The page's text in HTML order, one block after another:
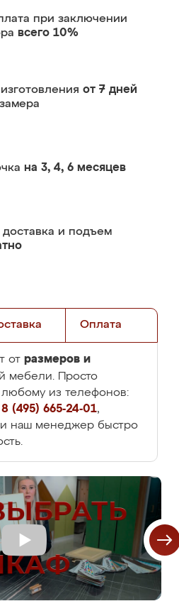
при заключении
всего 10%
от 7 дней
на 3, 4, 6 месяцев
доставка и подъем
Оплата
от размеров и
мебели. Просто
из телефонов:
8 (495) 665-24-01,
и наш менеджер быстро